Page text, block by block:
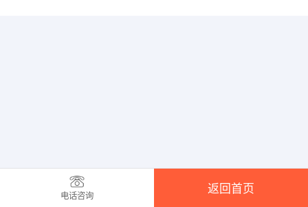
电话咨询
返回首页